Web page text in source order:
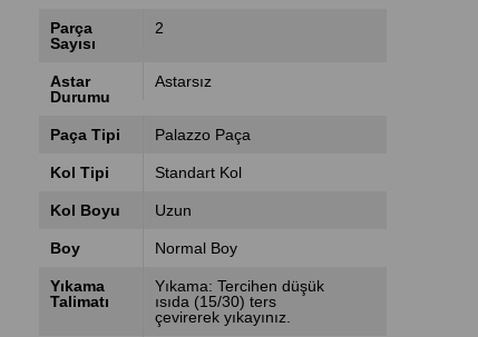
Parça
Sayısı
2
Astar
Durumu
Astarsız
Paça Tipi Palazzo Paça
Kol Tipi Standart Kol
Kol Boyu Uzun
Boy Normal Boy
Yıkama
Talimatı
Yıkama: Tercihen düşük
ısıda (15/30) ters
çevirerek yıkayınız.